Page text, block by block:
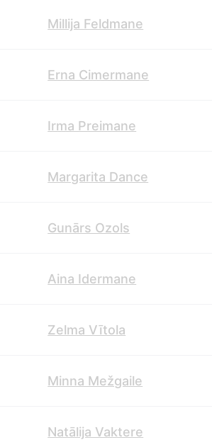
Millija Feldmane
Erna Cimermane
Irma Preimane
Margarita Dance
Gunārs Ozols
Aina Idermane
Zelma Vītola
Minna Mežgaile
Natālija Vaktere